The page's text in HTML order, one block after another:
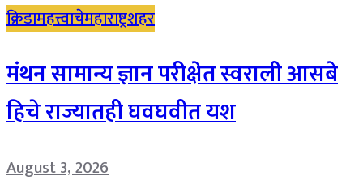
क्रिडामहत्त्वाचेमहाराष्ट्रशहर
मंथन सामान्य ज्ञान परीक्षेत स्वराली आसबे
हिचे राज्यातही घवघवीत यश
August 3, 2026